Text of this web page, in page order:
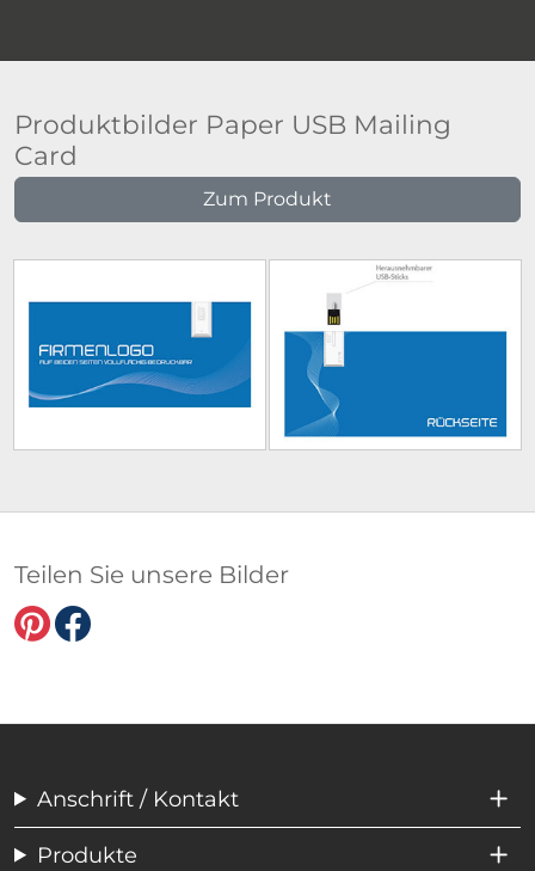
Produktbilder Paper USB Mailing
Card
Zum Produkt
Teilen Sie unsere Bilder
Anschrift / Kontakt
Produkte